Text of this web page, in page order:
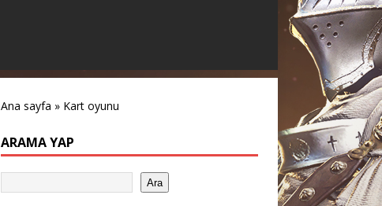
Ana sayfa » Kart oyunu
ARAMA YAP
Ara